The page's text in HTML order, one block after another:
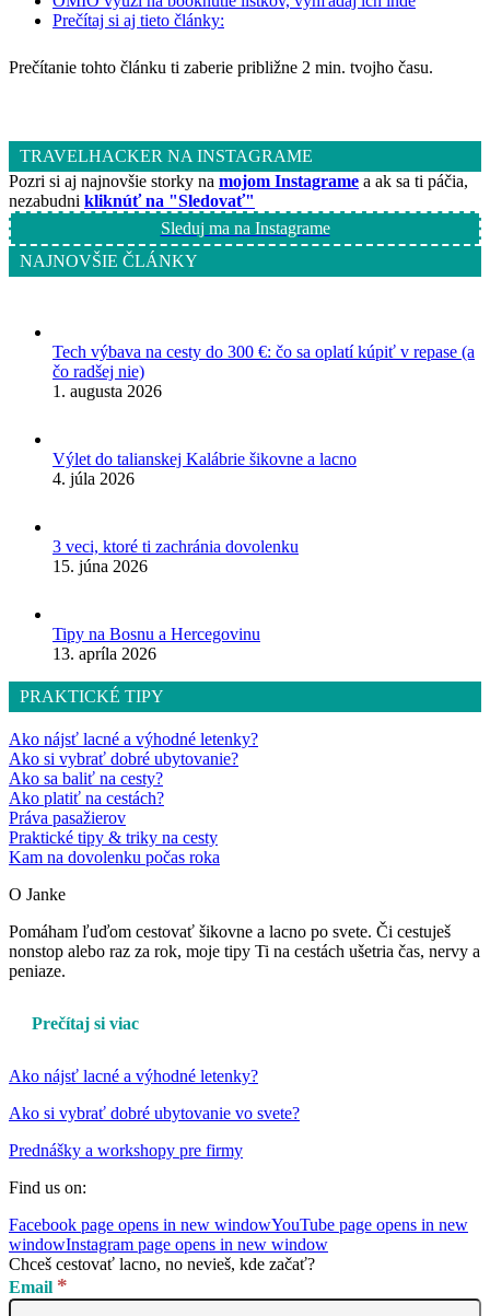
Prečítaj si aj tieto články:
Prečítanie tohto článku ti zaberie približne 2 min. tvojho času.
TRAVELHACKER NA INSTAGRAME
Pozri si aj najnovšie storky na mojom Instagrame a ak sa ti páčia,
nezabudni kliknúť na "Sledovať"
Sleduj ma na Instagrame
NAJNOVŠIE ČLÁNKY
Tech výbava na cesty do 300 €: čo sa oplatí kúpiť v repase (a
čo radšej nie)
1. augusta 2026
Výlet do talianskej Kalábrie šikovne a lacno
4. júla 2026
3 veci, ktoré ti zachránia dovolenku
15. júna 2026
Tipy na Bosnu a Hercegovinu
13. apríla 2026
PRAKTICKÉ TIPY
Ako nájsť lacné a výhodné letenky?
Ako si vybrať dobré ubytovanie?
Ako sa baliť na cesty?
Ako platiť na cestách?
Práva pasažierov
Praktické tipy & triky na cesty
Kam na dovolenku počas roka
O Janke
Pomáham ľuďom cestovať šikovne a lacno po svete. Či cestuješ
nonstop alebo raz za rok, moje tipy Ti na cestách ušetria čas, nervy a
peniaze.
Prečítaj si viac
Ako nájsť lacné a výhodné letenky?
Ako si vybrať dobré ubytovanie vo svete?
Prednášky a workshopy pre firmy
Find us on:
Facebook page opens in new windowYouTube page opens in new
windowInstagram page opens in new window
Chceš cestovať lacno, no nevieš, kde začať?
Email *